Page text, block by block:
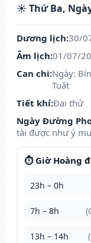
☀️ Thứ Ba,
Dương lịch:30/
Âm lịch:01/07/
Can chi:Ngày:
Tuất
Tiết khí:Đại thử
Ngày Đường
tài được như ý
⏱️ Giờ Hoàng
23h – 0h
7h – 8h
13h – 14h